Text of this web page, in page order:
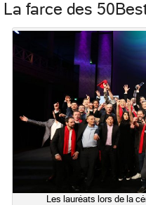
La farce des
Les lauréats lors de la